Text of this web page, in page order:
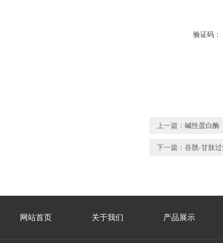
验证码：
上一篇： 碱性蛋白酶
下一篇： 谷胱-甘肽
网站首页 关于我们 产品展示